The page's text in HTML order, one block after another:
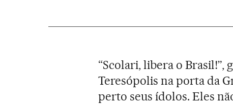
“Scolari, libera o Brasil!”,
Teresópolis na porta da
perto seus ídolos. Eles